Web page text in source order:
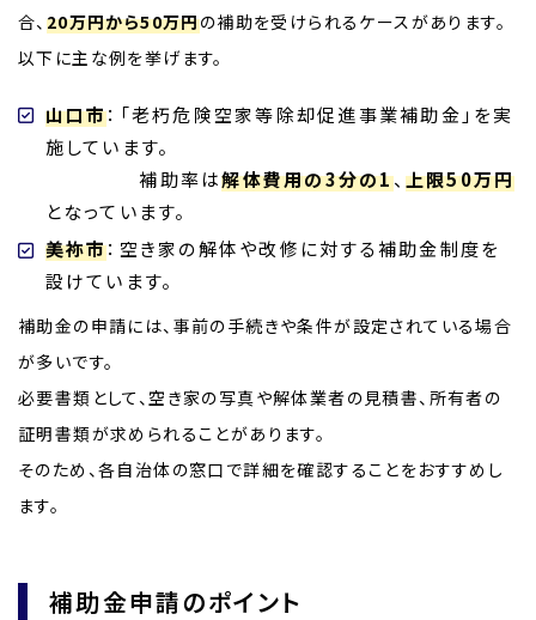
合、 20万円から50万円の補助を受けられるケースがあります。
以下に主な例を挙げます。
山口市：「老朽危険空家等除却促進事業補助金」を実
施しています。
補助率は解体費用の3分の1、 上限50万円
となっています。
美祢市：空き家の解体や改修に対する補助金制度を
設けています。
補助金の申請には、事前の手続きや条件が設定されている場合
が多いです。
必要書類として、空き家の写真や解体業者の見積書、所有者の
証明書類が求められることがあります。
そのため、各自治体の窓口で詳細を確認することをおすすめし
ます。
補助金申請のポイント